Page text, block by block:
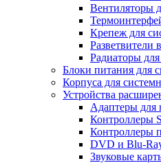
Вентиляторы
Крепеж для
Разветвители
Радиаторы
Блоки питания для
Корпуса для
Устройства
Адаптеры для
Контроллеры
Контроллеры
DVD и Blu-
Звуковые